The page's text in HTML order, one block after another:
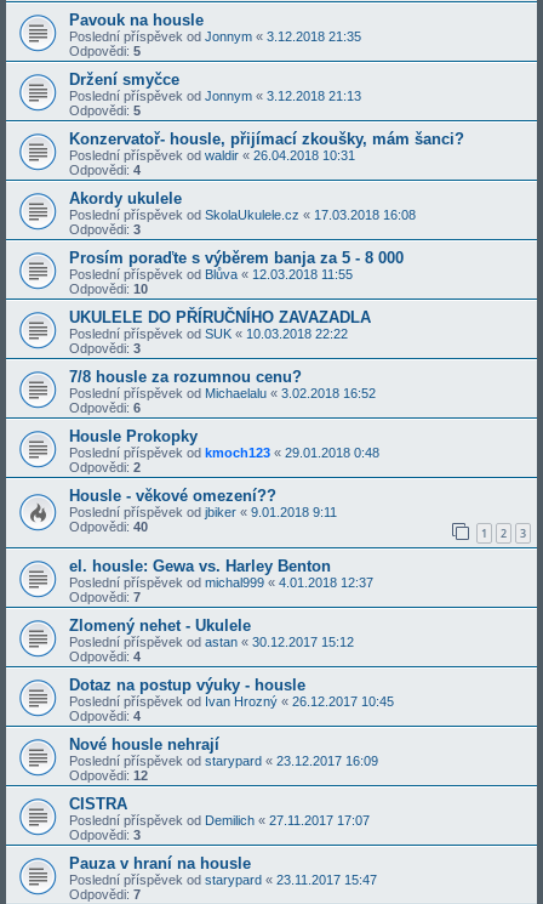
Pavouk na housle
Poslední příspěvek od Jonnym « 3.12.2018 21:35
Odpovědi: 5
Držení smyčce
Poslední příspěvek od Jonnym « 3.12.2018 21:13
Odpovědi: 5
Konzervatoř- housle, přijímací zkoušky, mám šanci?
Poslední příspěvek od waldir « 26.04.2018 10:31
Odpovědi: 4
Akordy ukulele
Poslední příspěvek od SkolaUkulele.cz « 17.03.2018 16:08
Odpovědi: 3
Prosím poraďte s výběrem banja za 5 - 8 000
Poslední příspěvek od Blůva « 12.03.2018 11:55
Odpovědi: 10
UKULELE DO PŘÍRUČNÍHO ZAVAZADLA
Poslední příspěvek od SUK « 10.03.2018 22:22
Odpovědi: 3
7/8 housle za rozumnou cenu?
Poslední příspěvek od Michaelalu « 3.02.2018 16:52
Odpovědi: 6
Housle Prokopky
Poslední příspěvek od kmoch123 « 29.01.2018 0:48
Odpovědi: 2
Housle - věkové omezení??
Poslední příspěvek od jbiker « 9.01.2018 9:11
Odpovědi: 40 1 2 3
el. housle: Gewa vs. Harley Benton
Poslední příspěvek od michal999 « 4.01.2018 12:37
Odpovědi: 7
Zlomený nehet - Ukulele
Poslední příspěvek od astan « 30.12.2017 15:12
Odpovědi: 4
Dotaz na postup výuky - housle
Poslední příspěvek od Ivan Hrozný « 26.12.2017 10:45
Odpovědi: 4
Nové housle nehrají
Poslední příspěvek od starypard « 23.12.2017 16:09
Odpovědi: 12
CISTRA
Poslední příspěvek od Demilich « 27.11.2017 17:07
Odpovědi: 3
Pauza v hraní na housle
Poslední příspěvek od starypard « 23.11.2017 15:47
Odpovědi: 7